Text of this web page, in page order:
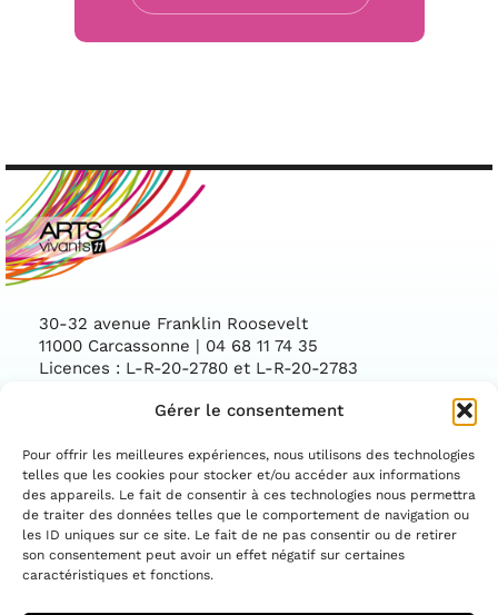
Gérer le consentement
Pour offrir les meilleures expériences, nous utilisons des technologies
telles que les cookies pour stocker et/ou accéder aux informations
des appareils. Le fait de consentir à ces technologies nous permettra
de traiter des données telles que le comportement de navigation ou
les ID uniques sur ce site. Le fait de ne pas consentir ou de retirer
son consentement peut avoir un effet négatif sur certaines
caractéristiques et fonctions.
30-32 avenue Franklin Roosevelt
11000 Carcassonne | 04 68 11 74 35
Licences : L-R-20-2780 et L-R-20-2783
Facebook
ASSOCIATION CONVENTIONNÉE PAR LE
DÉPARTEMENT DE L'AUDE ET LA DIRECTION
RÉGIONALE DES AFFAIRES CULTURELLES
OCCITANIE